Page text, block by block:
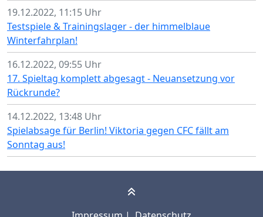
19.12.2022, 11:15 Uhr
Testspiele & Trainingslager - der himmelblaue
Winterfahrplan!
16.12.2022, 09:55 Uhr
17. Spieltag komplett abgesagt - Neuansetzung vor
Rückrunde?
14.12.2022, 13:48 Uhr
Spielabsage für Berlin! Viktoria gegen CFC fällt am
Sonntag aus!